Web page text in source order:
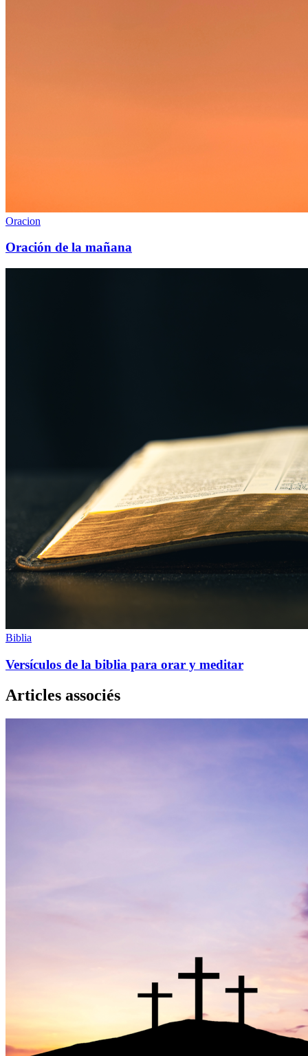
Oracion
Oración de la mañana
Biblia
Versículos de la biblia para orar y meditar
Articles associés